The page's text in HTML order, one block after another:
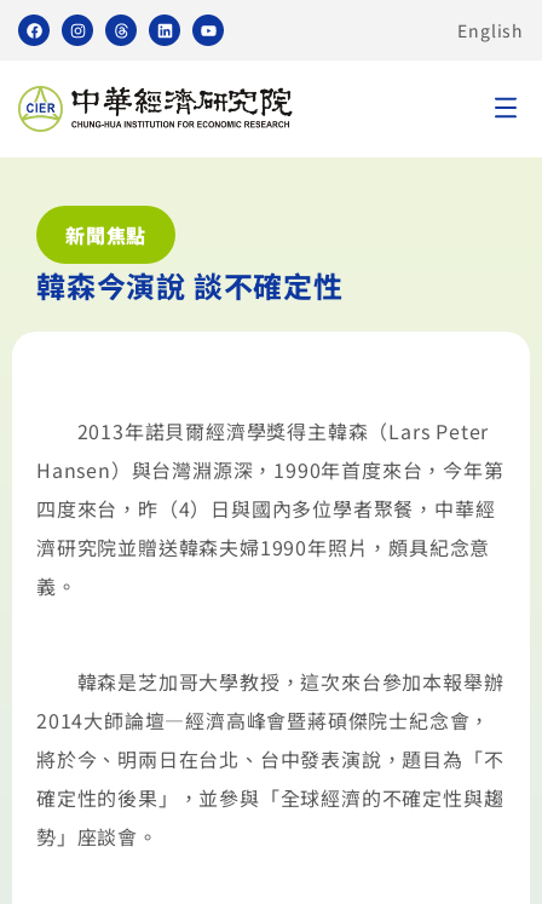
English
新聞焦點
韓森今演說 談不確定性
2013年諾貝爾經濟學獎得主韓森（Lars Peter
Hansen）與台灣淵源深，1990年首度來台，今年第
四度來台，昨（4）日與國內多位學者聚餐，中華經
濟研究院並贈送韓森夫婦1990年照片，頗具紀念意
義。
韓森是芝加哥大學教授，這次來台參加本報舉辦
2014大師論壇—經濟高峰會暨蔣碩傑院士紀念會，
將於今、明兩日在台北、台中發表演說，題目為「不
確定性的後果」，並參與「全球經濟的不確定性與趨
勢」座談會。